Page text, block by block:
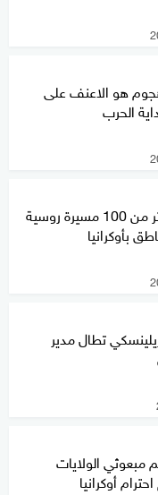
هو الاعنف على
الحرب
زيلينسكي: أكثر من 100 مسيرة روسية
بأوكرانيا
تطال مدير
مبعوثي الولايات
أوكرانيا